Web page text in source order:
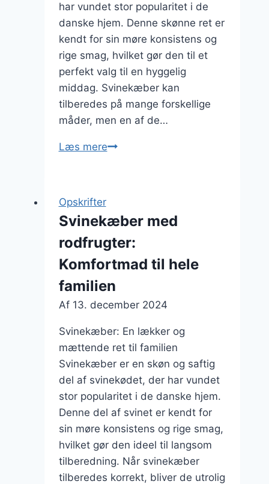
har vundet stor popularitet i de
danske hjem. Denne skønne ret er
kendt for sin møre konsistens og
rige smag, hvilket gør den til et
perfekt valg til en hyggelig
middag. Svinekæber kan
tilberedes på mange forskellige
måder, men en af de…
Læs mereSvinekæber
Opskrifter
Svinekæber med
rodfrugter:
Komfortmad til hele
familien
Af 13. december 2024
Svinekæber: En lækker og
mættende ret til familien
Svinekæber er en skøn og saftig
del af svinekødet, der har vundet
stor popularitet i de danske hjem.
Denne del af svinet er kendt for
sin møre konsistens og rige smag,
hvilket gør den ideel til langsom
tilberedning. Når svinekæber
tilberedes korrekt, bliver de utrolig